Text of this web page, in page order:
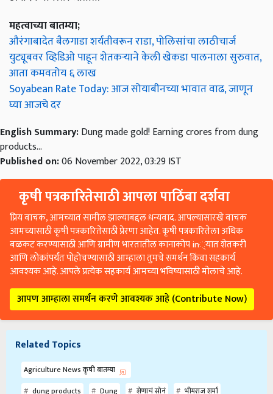
औरंगाबादेत बैलगाडा शर्यतीवरून राडा, पोलिसांचा लाठीचार्ज
युट्यूबवर व्हिडिओ पाहून शेतकऱ्याने केली खेकडा पालनाला सुरुवात,
आता कमवतोय ६ लाख
Soyabean Rate Today: आज सोयाबीनच्या भावात वाढ, जाणून
घ्या आजचे दर
products...
Published on:
कृषी पत्रकारितेसाठी आपला पाठिंबा दर्शवा
प्रिय वाचक, आमच्यात सामील झाल्याबद्दल धन्यवाद. आपल्यासारखे वाचक
आमच्यासाठी कृषी पत्रकारितेसाठी प्रेरणा आहेत. कृषी पत्रकारितेला अधिक
बळकट करण्यासाठी आणि ग्रामीण भारतातील कानाकोप in्यात शेतकरी
आणि लोकांपर्यंत पोहोचण्यासाठी आम्हाला तुमचे समर्थन किंवा सहकार्य
आवश्यक आहे. आपले प्रत्येक सहकार्य आमच्या भविष्यासाठी मोलाचे आहे.
आपण आम्हाला समर्थन करणे आवश्यक आहे (Contribute Now)
dung products
Dung